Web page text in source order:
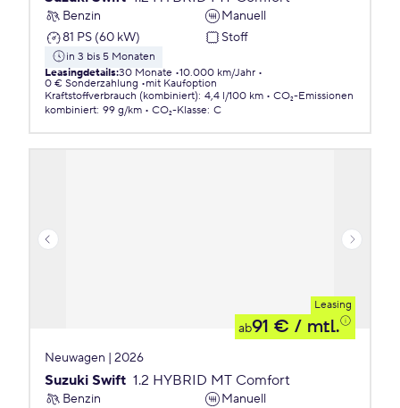
Benzin
Manuell
81 PS (60 kW)
Stoff
in 3 bis 5 Monaten
Leasingdetails:30 Monate 10.000 km/Jahr
0 € Sonderzahlung
mit Kaufoption
Kraftstoffverbrauch (kombiniert): 4,4 l/100 km
CO₂-Emissionen
kombiniert: 99 g/km CO₂-Klasse: C
Leasing
ab91 € / mtl.
Neuwagen | 2026
Suzuki Swift 1.2 HYBRID MT Comfort
Benzin
Manuell